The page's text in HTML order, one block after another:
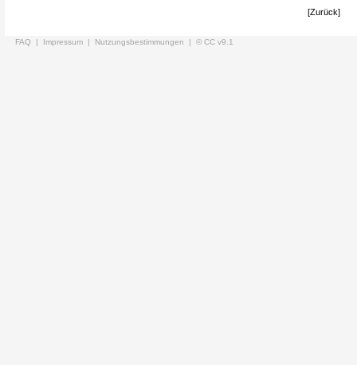
[Zurück]
FAQ | Impressum | Nutzungsbestimmungen | © CC v9.1